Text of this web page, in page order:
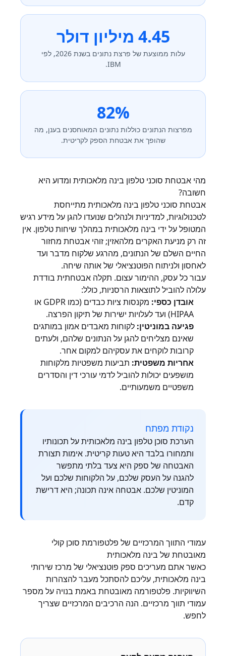
4.45 מיליון דולר
עלות ממוצעת של פרצת נתונים בשנת 2026, לפי
IBM.
82%
מפרצות הנתונים כוללות נתונים המאוחסנים בענן, מה
שהופך את אבטחת הספק לקריטית.
מהי אבטחת סוכני טלפון בינה מלאכותית ומדוע היא
חשובה?
אבטחת סוכני טלפון בינה מלאכותית מתייחסת
לטכנולוגיות, למדיניות ולנהלים שנועדו להגן על מידע רגיש
המטופל על ידי בינה מלאכותית במהלך שיחות טלפון. אין
זה רק מניעת האקרים מלהאזין; זוהי אבטחת מחזור
החיים השלם של הנתונים, מהרגע שלקוח מדבר ועד
לאחסון ולניתוח הפוטנציאלי של אותה שיחה.
עבור כל עסק, ההימור עצום. תקלה אבטחתית בודדת
עלולה להוביל לתוצאות הרסניות, כולל:
אובדן כספי:
מקנסות ציות כבדים (כמו GDPR או
HIPAA) ועד לעלויות ישירות של תיקון הפרצה.
פגיעה במוניטין: לקוחות מאבדים אמון במותגים
שאינם מצליחים להגן על הנתונים שלהם, ולעתים
קרובות לוקחים את עסקיהם למקום אחר.
אחריות משפטית: תביעות משפטיות מלקוחות
מושפעים יכולות להוביל לדמי עורכי דין והסדרים
משפטיים משמעותיים.
נקודת מפתח
הערכת סוכן טלפון בינה מלאכותית על תכונותיו
ותמחורו בלבד היא טעות קריטית. אימות תצורת
האבטחה של ספק היא צעד בלתי מתפשר
להגנה על העסק שלכם, על הלקוחות שלכם ועל
המוניטין שלכם. אבטחה אינה תכונה; היא דרישת
קדם.
עמודי התווך המרכזיים של פלטפורמת סוכן קולי
מאובטחת של בינה מלאכותית
כאשר אתם מעריכים ספק פוטנציאלי של מרכז שירותי
בינה מלאכותית, עליכם להסתכל מעבר להצהרות
השיווקיות. פלטפורמה מאובטחת באמת בנויה על מספר
עמודי תווך מרכזיים. הנה הרכיבים המרכזיים שצריך
לחפש.